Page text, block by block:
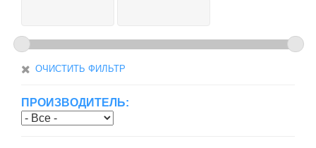
ОЧИСТИТЬ ФИЛЬТР
ПРОИЗВОДИТЕЛЬ: